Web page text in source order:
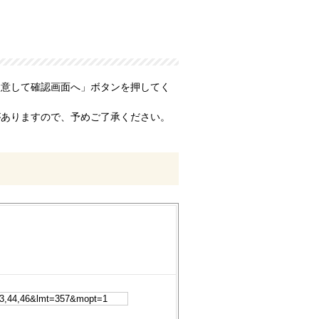
して確認画面へ」ボタンを押してく
りますので、予めご了承ください。